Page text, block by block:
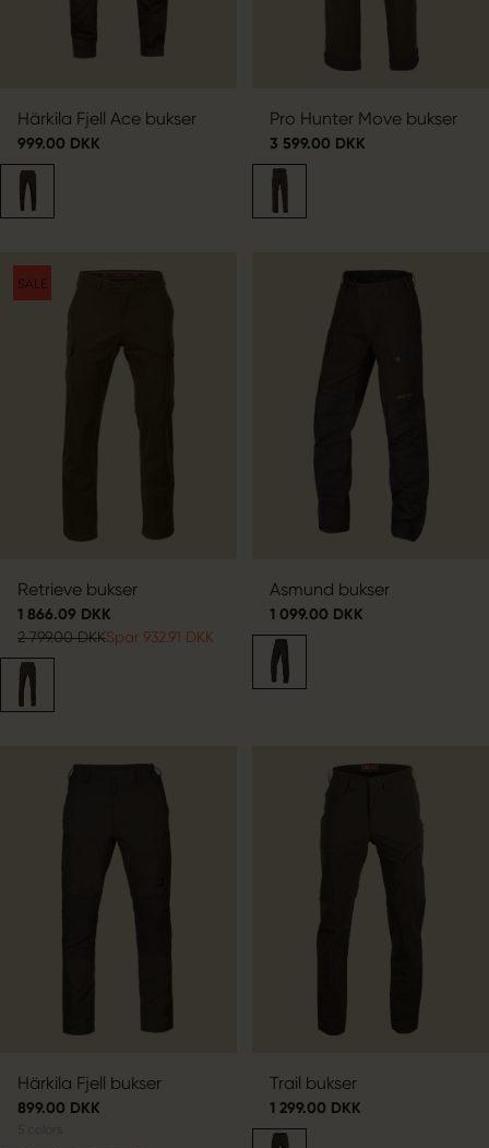
Härkila Fjell Ace bukser
999.00 DKK
Pro Hunter Move bukser
3 599.00 DKK
SALE
Retrieve bukser
1 866.09 DKK
2 799.00 DKKSpar 932.91 DKK
Asmund bukser
1 099.00 DKK
Härkila Fjell bukser
899.00 DKK
Trail bukser
1 299.00 DKK